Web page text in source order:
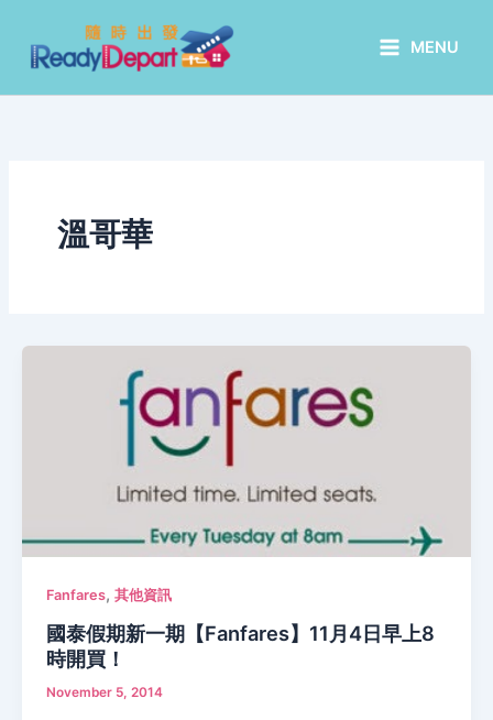
content
MENU
溫哥華
Fanfares, 其他資訊
國泰假期新一期【Fanfares】11月4日早上8
時開買！
November 5, 2014